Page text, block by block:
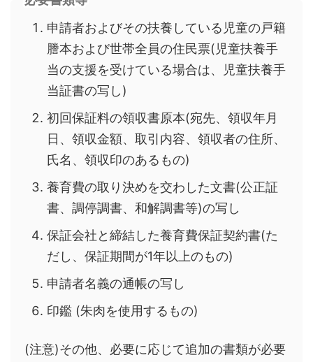
申請者およびその扶養している児童の戸籍
謄本および世帯全員の住民票(児童扶養手
当の支援を受けている場合は、児童扶養手
当証書の写し)
初回保証料の領収書原本(宛先、領収年月
日、領収金額、取引内容、領収者の住所、
氏名、領収印のあるもの)
養育費の取り決めを交わした文書(公正証
書、調停調書、和解調書等)の写し
保証会社と締結した養育費保証契約書(た
だし、保証期間が1年以上のもの)
申請者名義の通帳の写し
印鑑 (朱肉を使用するもの)
(注意)その他、必要に応じて追加の書類が必要